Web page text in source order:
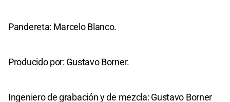
Pandereta: Marcelo Blanco.
Producido por: Gustavo Borner.
Ingeniero de grabación y de mezcla: Gustavo Borner